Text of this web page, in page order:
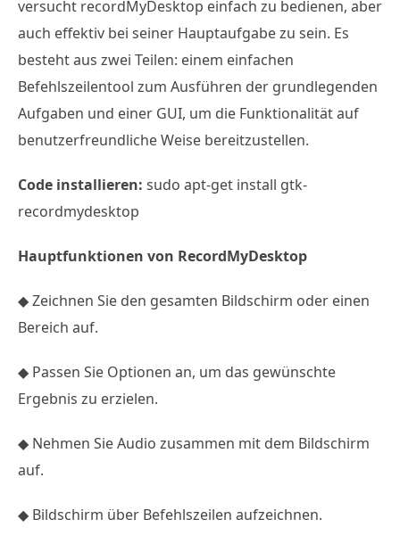
versucht recordMyDesktop einfach zu bedienen, aber
auch effektiv bei seiner Hauptaufgabe zu sein. Es
besteht aus zwei Teilen: einem einfachen
Befehlszeilentool zum Ausführen der grundlegenden
Aufgaben und einer GUI, um die Funktionalität auf
benutzerfreundliche Weise bereitzustellen.
Code installieren: sudo apt-get install gtk-
recordmydesktop
Hauptfunktionen von RecordMyDesktop
◆ Zeichnen Sie den gesamten Bildschirm oder einen
Bereich auf.
◆ Passen Sie Optionen an, um das gewünschte
Ergebnis zu erzielen.
◆ Nehmen Sie Audio zusammen mit dem Bildschirm
auf.
◆ Bildschirm über Befehlszeilen aufzeichnen.